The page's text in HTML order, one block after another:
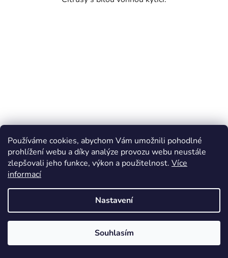
Používáme cookies, abychom Vám umožnili pohodlné
prohlížení webu a díky analýze provozu webu neustále
zlepšovali jeho funkce, výkon a použitelnost. Více
informací
Nastavení
Souhlasím
Heaven Scent Angel 100ml - parfém
Skladem(1 ks)
🎁 DÁREK: 100 KČ NA PRVNÍ NÁKUP